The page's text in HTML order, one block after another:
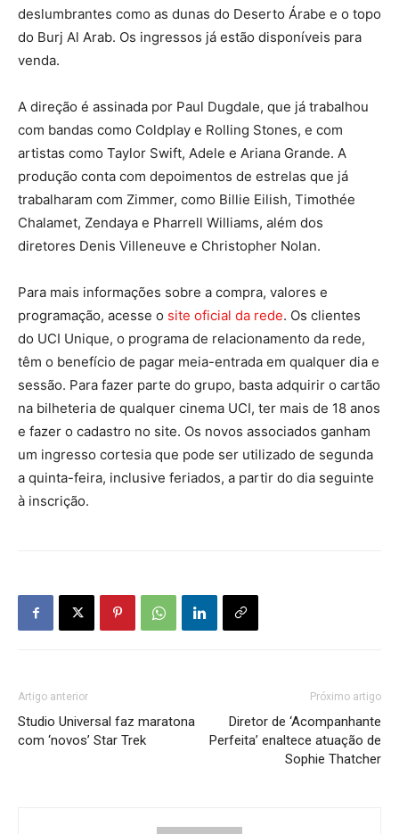
deslumbrantes como as dunas do Deserto Árabe e o topo
do Burj Al Arab. Os ingressos já estão disponíveis para
venda.
A direção é assinada por Paul Dugdale, que já trabalhou
com bandas como Coldplay e Rolling Stones, e com
artistas como Taylor Swift, Adele e Ariana Grande. A
produção conta com depoimentos de estrelas que já
trabalharam com Zimmer, como Billie Eilish, Timothée
Chalamet, Zendaya e Pharrell Williams, além dos
diretores Denis Villeneuve e Christopher Nolan.
Para mais informações sobre a compra, valores e
programação, acesse o site oficial da rede. Os clientes
do UCI Unique, o programa de relacionamento da rede,
têm o benefício de pagar meia-entrada em qualquer dia e
sessão. Para fazer parte do grupo, basta adquirir o cartão
na bilheteria de qualquer cinema UCI, ter mais de 18 anos
e fazer o cadastro no site. Os novos associados ganham
um ingresso cortesia que pode ser utilizado de segunda
a quinta-feira, inclusive feriados, a partir do dia seguinte
à inscrição.
Artigo anterior
Studio Universal faz maratona
com ‘novos’ Star Trek
Próximo artigo
Diretor de ‘Acompanhante
Perfeita’ enaltece atuação de
Sophie Thatcher